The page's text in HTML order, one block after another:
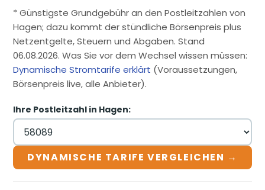
* Günstigste Grundgebühr an den Postleitzahlen von
Hagen; dazu kommt der stündliche Börsenpreis plus
Netzentgelte, Steuern und Abgaben. Stand
06.08.2026. Was Sie vor dem Wechsel wissen müssen:
Dynamische Stromtarife erklärt (Voraussetzungen,
Börsenpreis live, alle Anbieter).
Ihre Postleitzahl in Hagen:
DYNAMISCHE TARIFE VERGLEICHEN →